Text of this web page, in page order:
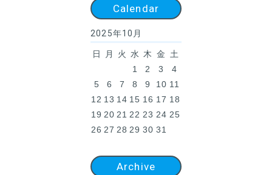
Calendar
2025年10月
日 月 火 水 木 金 土
1
2 3
4
5
6 7 8 9 10 11
12 13 14 15 16 17 18
19 20 21 22 23 24 25
26 27 28 29 30 31
Archive